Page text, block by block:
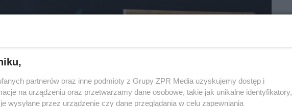
partnerów oraz inne podmioty z Grupy ZPR Media uzyskujemy dostęp i
na urządzeniu oraz przetwarzamy dane osobowe, takie jak unikalne identyfikatory,
wysyłane przez urządzenie czy dane przeglądania w celu zapewniania